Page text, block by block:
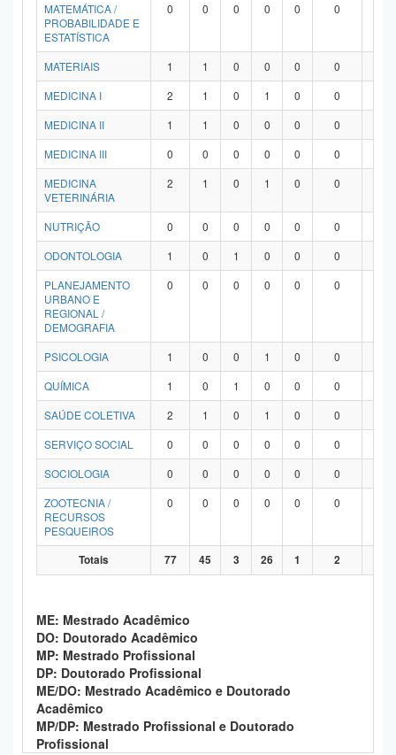
MATEMÁTICA /
PROBABILIDADE E
ESTATÍSTICA
0 0 0 0 0 0
MATERIAIS 1 1 0 0 0 0
MEDICINA I
2 1 0 1 0 0
MEDICINA II
1 1 0 0 0 0
MEDICINA III
0 0 0 0 0 0
MEDICINA
VETERINÁRIA
2 1 0 1 0 0
NUTRIÇÃO 0 0 0 0 0 0
ODONTOLOGIA
1 0 1 0 0 0
PLANEJAMENTO
URBANO E
REGIONAL /
DEMOGRAFIA
0 0 0 0 0 0
PSICOLOGIA 1 0 0 1 0 0
QUÍMICA
1 0 1 0 0 0
SAÚDE COLETIVA
2 1 0 1 0 0
SERVIÇO SOCIAL
0 0 0 0 0 0
SOCIOLOGIA
0 0 0 0 0 0
ZOOTECNIA /
RECURSOS
PESQUEIROS
0 0 0 0 0 0
Totais 77 45 3 26 1 2
ME: Mestrado Acadêmico
DO: Doutorado Acadêmico
MP: Mestrado Profissional
DP: Doutorado Profissional
ME/DO: Mestrado Acadêmico e Doutorado
Acadêmico
MP/DP: Mestrado Profissional e Doutorado
Profissional